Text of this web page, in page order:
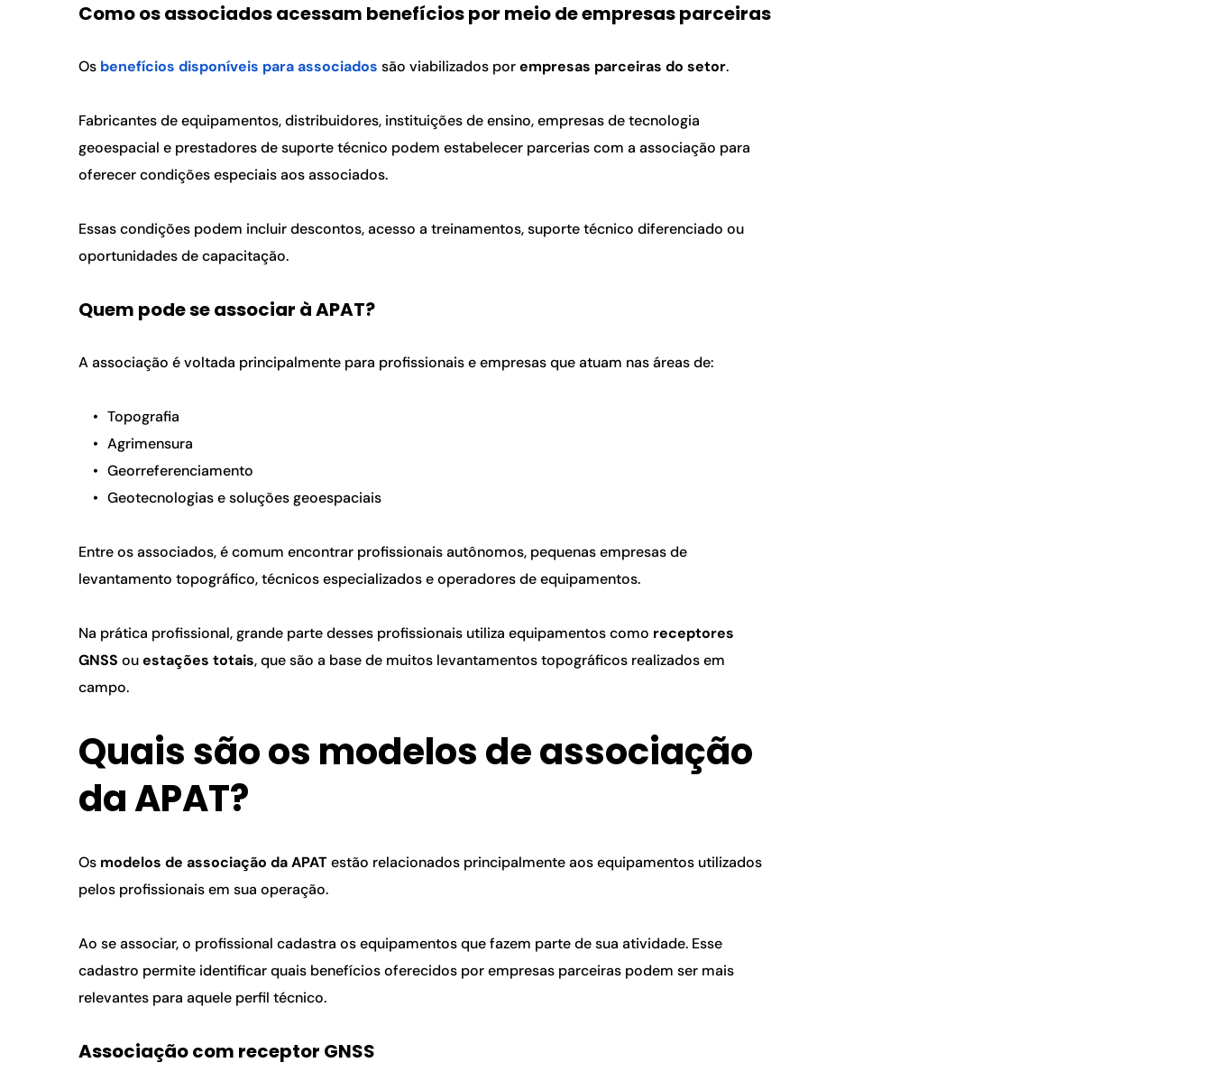
Como os associados acessam benefícios por meio de empresas parceiras
Os benefícios disponíveis para associados são viabilizados por empresas parceiras do setor.
Fabricantes de equipamentos, distribuidores, instituições de ensino, empresas de tecnologia
geoespacial e prestadores de suporte técnico podem estabelecer parcerias com a associação para
oferecer condições especiais aos associados.
Essas condições podem incluir descontos, acesso a treinamentos, suporte técnico diferenciado ou
oportunidades de capacitação.
Quem pode se associar à APAT?
A associação é voltada principalmente para profissionais e empresas que atuam nas áreas de:
Topografia
Agrimensura
Georreferenciamento
Geotecnologias e soluções geoespaciais
Entre os associados, é comum encontrar profissionais autônomos, pequenas empresas de
levantamento topográfico, técnicos especializados e operadores de equipamentos.
Na prática profissional, grande parte desses profissionais utiliza equipamentos como receptores
GNSS ou estações totais, que são a base de muitos levantamentos topográficos realizados em
campo.
Quais são os modelos de associação
da APAT?
Os modelos de associação da APAT estão relacionados principalmente aos equipamentos utilizados
pelos profissionais em sua operação.
Ao se associar, o profissional cadastra os equipamentos que fazem parte de sua atividade. Esse
cadastro permite identificar quais benefícios oferecidos por empresas parceiras podem ser mais
relevantes para aquele perfil técnico.
Associação com receptor GNSS